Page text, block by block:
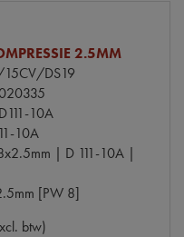
2.5MM
DS19
D111-10A
10A
| D 111-10A |
[PW 8]
btw)